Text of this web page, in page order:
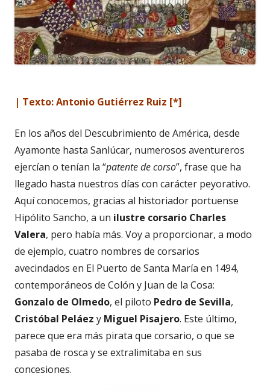
| Texto: Antonio Gutiérrez Ruiz [*]
En los años del Descubrimiento de América, desde
Ayamonte hasta Sanlúcar, numerosos aventureros
ejercían o tenían la “patente de corso”, frase que ha
llegado hasta nuestros días con carácter peyorativo.
Aquí conocemos, gracias al historiador portuense
Hipólito Sancho, a un ilustre corsario Charles
Valera, pero había más. Voy a proporcionar, a modo
de ejemplo, cuatro nombres de corsarios
avecindados en El Puerto de Santa María en 1494,
contemporáneos de Colón y Juan de la Cosa:
Gonzalo de Olmedo, el piloto Pedro de Sevilla,
Cristóbal Peláez y Miguel Pisajero. Este último,
parece que era más pirata que corsario, o que se
pasaba de rosca y se extralimitaba en sus
concesiones.